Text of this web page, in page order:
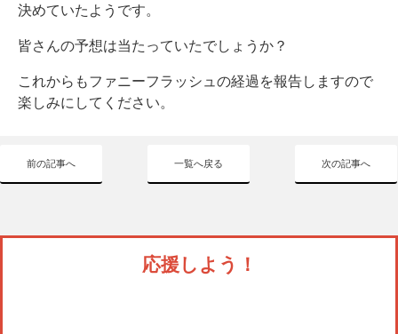
決めていたようです。
皆さんの予想は当たっていたでしょうか？
これからもファニーフラッシュの経過を報告しますので
楽しみにしてください。
前の記事へ 一覧へ戻る 次の記事へ
応援しよう！